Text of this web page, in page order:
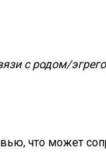
с родом/
что может